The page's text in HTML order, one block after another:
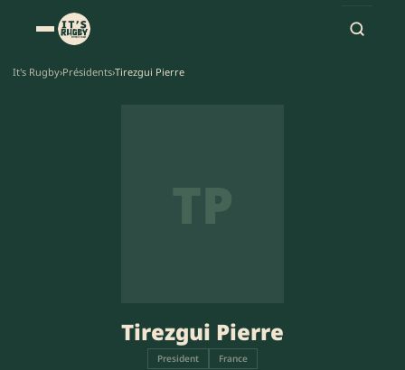
It's Rugby›Présidents›Tirezgui Pierre
TP
Tirezgui Pierre
President France